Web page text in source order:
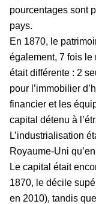
pourcentages sont
pays.
En 1870, le
également, 7 fois le
était différente : 2
pour l’immobilier
financier et les
capital détenu à
L’industrialisation
Royaume-Uni
Le capital était
1870, le décile
en 2010), tandis